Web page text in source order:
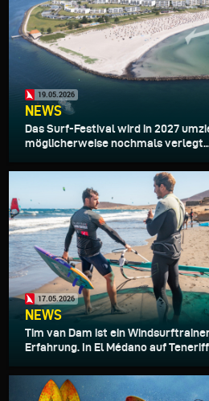
19.05.2026
NEWS
Das Surf-Festival wird in 2027
möglicherweise nochmals
17.05.2026
NEWS
Tim van Dam ist ein
Erfahrung. In El Médano auf